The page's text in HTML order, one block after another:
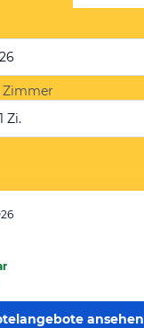
Zimmer
Zi.
ansehen